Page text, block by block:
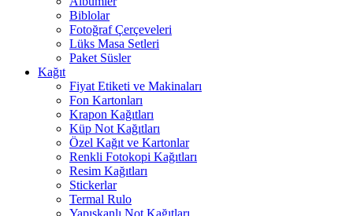
Biblolar
Fotoğraf Çerçeveleri
Lüks Masa Setleri
Paket Süsler
Kağıt
Fiyat Etiketi ve Makinaları
Fon Kartonları
Krapon Kağıtları
Küp Not Kağıtları
Özel Kağıt ve Kartonlar
Renkli Fotokopi Kağıtları
Resim Kağıtları
Stickerlar
Termal Rulo
Yapışkanlı Not Kağıtları